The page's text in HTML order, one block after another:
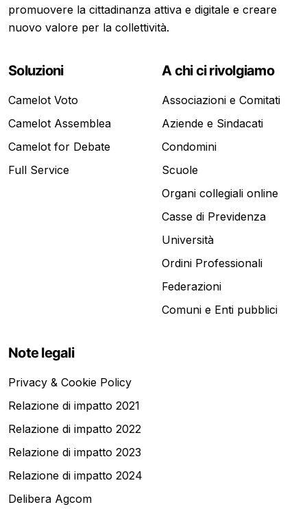
promuovere la cittadinanza attiva e digitale e creare
nuovo valore per la collettività.
Soluzioni
Camelot Voto
Camelot Assemblea
Camelot for Debate
Full Service
A chi ci rivolgiamo
Associazioni e Comitati
Aziende e Sindacati
Condomini
Scuole
Organi collegiali online
Casse di Previdenza
Università
Ordini Professionali
Federazioni
Comuni e Enti pubblici
Note legali
Privacy & Cookie Policy
Relazione di impatto 2021
Relazione di impatto 2022
Relazione di impatto 2023
Relazione di impatto 2024
Delibera Agcom